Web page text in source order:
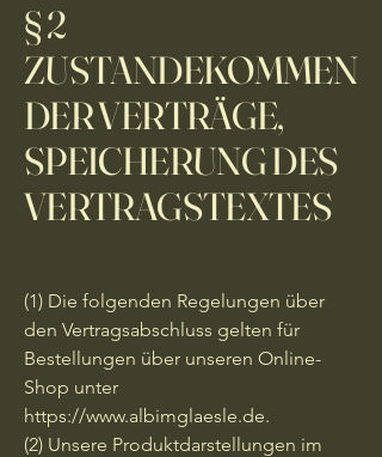
§ 2
ZUSTANDEKOMMEN
DER VERTRÄGE,
SPEICHERUNG DES
VERTRAGSTEXTES
(1) Die folgenden Regelungen über
den Vertragsabschluss gelten für
Bestellungen über unseren Online-
Shop unter
https://www.albimglaesle.de.
(2) Unsere Produktdarstellungen im